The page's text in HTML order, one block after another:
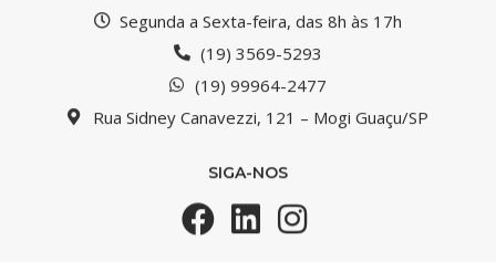
Segunda a Sexta-feira, das 8h às 17h
(19) 3569-5293
(19) 99964-2477
Rua Sidney Canavezzi, 121 – Mogi Guaçu/SP
SIGA-NOS